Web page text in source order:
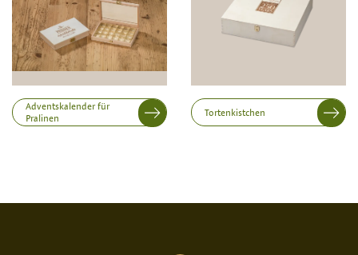
Höhe
Adventskalender für
Pralinen
Tortenkistchen